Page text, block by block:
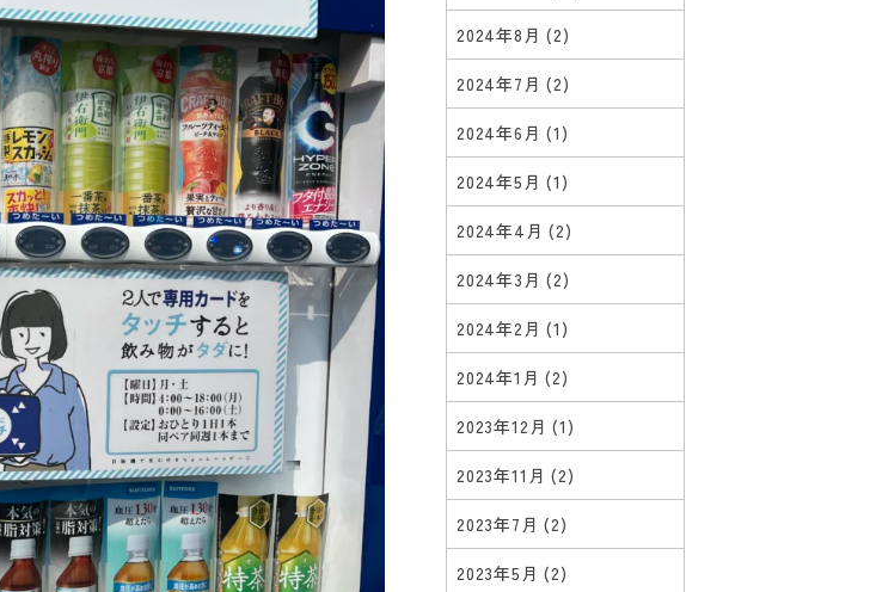
2024年8月(2)
2024年7月(2)
2024年6月(1)
2024年5月(1)
2024年4月(2)
2024年3月(2)
2024年2月(1)
2024年1月(2)
2023年12月(1)
2023年11月(2)
2023年7月(2)
2023年5月(2)